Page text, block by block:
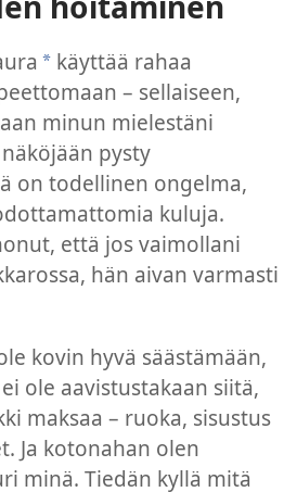
* käyttää rahaa
– sellaiseen,
minun mielestäni
pysty
on todellinen ongelma,
kuluja.
että jos vaimollani
hän aivan varmasti
kovin hyvä säästämään,
ole aavistustakaan siitä,
maksaa – ruoka, sisustus
Ja kotonahan olen
minä. Tiedän kyllä mitä